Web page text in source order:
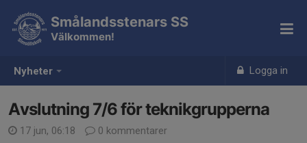
Nyheter Logga in
Smålandsstenars SS
Välkommen!
Avslutning 7/6 för teknikgrupperna
17 jun, 06:18 0 kommentarer